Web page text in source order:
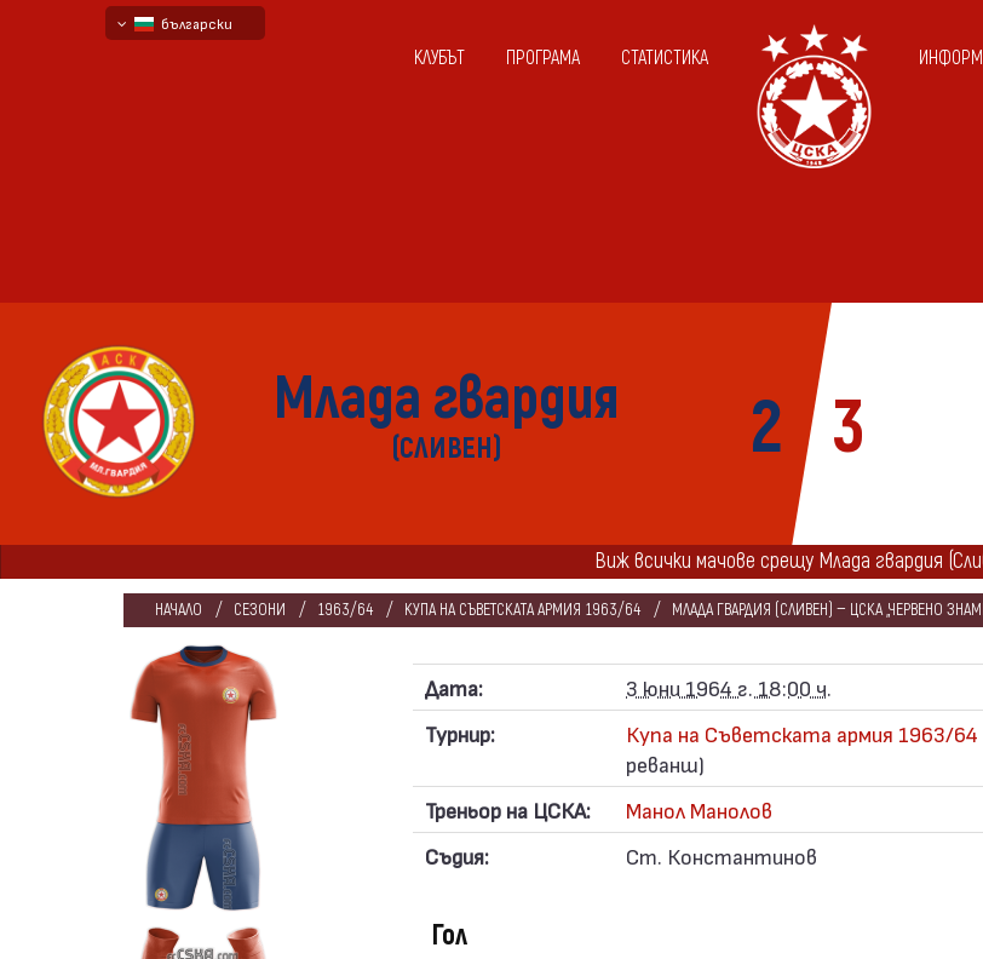
български
КЛУБЪТ ПРОГРАМА СТАТИСТИКА
2 3
Млада гвардия
(СЛИВЕН)
Виж всички мачове срещу Млада гвардия
НАЧАЛО СЕЗОНИ 1963/64 КУПА НА СЪВЕТСКАТА АРМИЯ 1963/64 МЛАДА ГВАРДИЯ (СЛИВЕН) — ЦСКА „ЧЕРВЕНО
Дата:
3 юни 1964 г. 18:00 ч.
Турнир:
Купа на Съветската армия 1963/64
реванш)
Треньор на ЦСКА:
Манол Манолов
Съдия:
Ст. Константинов
Гол